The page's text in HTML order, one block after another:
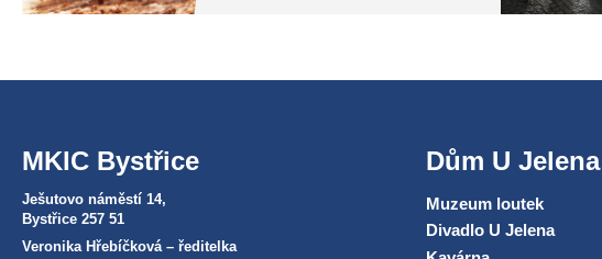
MKIC Bystřice
Ješutovo náměstí 14,
Bystřice 257 51
Veronika Hřebíčková – ředitelka
Dům U Jelena
Muzeum loutek
Divadlo U Jelena